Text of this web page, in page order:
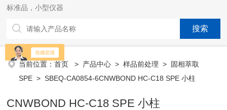
标准品，小型仪器
当前位置：首页 > 产品中心 >样品前处理 > 固相萃取
SPE > SBEQ-CA0854-6CNWBOND HC-C18 SPE 小柱
CNWBOND HC-C18 SPE 小柱